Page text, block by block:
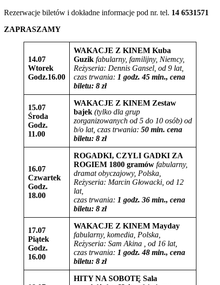
Rezerwacje biletów i dokładne informacje pod nr. tel. 14 6531571
ZAPRASZAMY
14.07
Wtorek
Godz.16.00
WAKACJE Z KINEM Kuba
Guzik fabularny, familijny, Niemcy,
Reżyseria: Dennis Gansel, od 9 lat,
czas trwania: 1 godz. 45 min., cena
biletu: 8 zł
15.07
Środa
Godz.
11.00
WAKACJE Z KINEM Zestaw
bajek (tylko dla grup
zorganizowanych od 5 do 10 osób) od
b/o lat, czas trwania: 50 min. cena
biletu: 8 zł
16.07
Czwartek
Godz.
18.00
ROGADKI, CZYLI GADKI ZA
ROGIEM 1800 gramów fabularny,
dramat obyczajowy, Polska
Reżyseria: Marcin Głowacki, od 12
lat,
czas trwania: 1 godz. 36 min., cena
biletu: 8 zł
17.07
Piątek
Godz.
16.00
WAKACJE Z KINEM Mayday
fabularny, komedia, Polska
Reżyseria: Sam Akina , od 16 lat,
czas trwania: 1 godz. 48 min., cena
biletu: 8 zł
HITY NA SOBOTĘ Sala